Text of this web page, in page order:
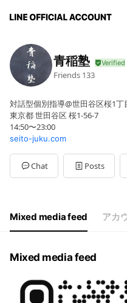
青稲塾
Friends 133
対話型個別指導@世田谷区桜1丁
東京都 世田谷区 桜1-56-7
14:50〜23:00
seito-juku.com
Chat Posts
Mixed media feed アカ
Mixed media feed